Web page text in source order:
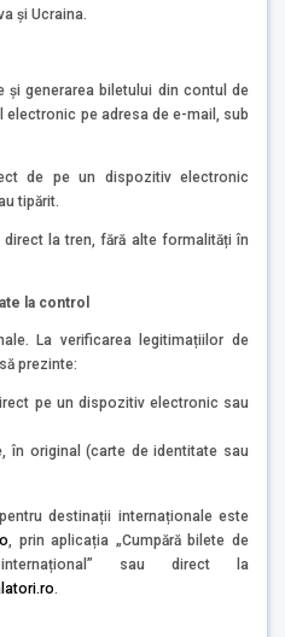
și Ucraina.
și generarea biletului din contul de
pe adresa de e-mail, sub
de pe un dispozitiv electronic
tipărit.
la tren, fără alte formalități în
la control
La verificarea legitimațiilor de
prezinte:
pe un dispozitiv electronic sau
în original (carte de identitate sau
destinații internaționale este
, prin aplicația „Cumpără bilete de
sau direct la
.